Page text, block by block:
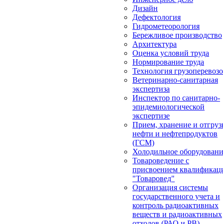
Дизайн
Дефектология
Гидрометеорология
Бережливое производство
Архитектура
Оценка условий труда
Нормирование труда
Технология
Ветеринарно-санитарная
экспертиза
Инспектор по санитарно-
эпидемиологической
экспертизе
Прием, хранение и
нефти и нефтепродуктов
(ГСМ)
Холодильное
Товароведение с
присвоением
"Товаровед"
Организация системы
государственного учета и
контроль радиоактивных
веществ и радиоактивных